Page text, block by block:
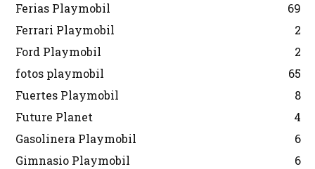
Ferias Playmobil
69
Ferrari Playmobil
2
Ford Playmobil
2
fotos playmobil
65
Fuertes Playmobil
8
Future Planet
4
Gasolinera Playmobil
6
Gimnasio Playmobil
6